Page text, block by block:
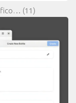
(11)